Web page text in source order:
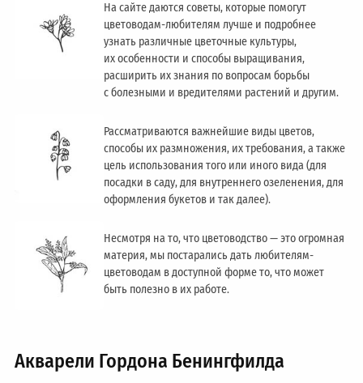
На сайте даются советы, которые помогут
цветоводам-любителям лучше и подробнее
узнать различные цветочные культуры,
их особенности и способы выращивания,
расширить их знания по вопросам борьбы
с болезными и вредителями растений и другим.
Рассматриваются важнейшие виды цветов,
способы их размножения, их требования, а также
цель использования того или иного вида (для
посадки в саду, для внутреннего озеленения, для
оформления букетов и так далее).
Несмотря на то, что цветоводство — это огромная
материя, мы постарались дать любителям-
цветоводам в доступной форме то, что может
быть полезно в их работе.
Акварели Гордона Бенингфилда